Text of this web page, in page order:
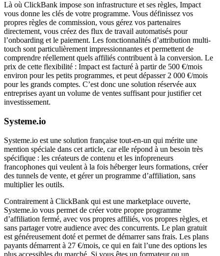
Là où ClickBank impose son infrastructure et ses règles, Impact
vous donne les clés de votre programme. Vous définissez vos
propres règles de commission, vous gérez vos partenaires
directement, vous créez des flux de travail automatisés pour
l’onboarding et le paiement. Les fonctionnalités d’attribution multi-
touch sont particulièrement impressionnantes et permettent de
comprendre réellement quels affiliés contribuent à la conversion. Le
prix de cette flexibilité : Impact est facturé à partir de 500 €/mois
environ pour les petits programmes, et peut dépasser 2 000 €/mois
pour les grands comptes. C’est donc une solution réservée aux
entreprises ayant un volume de ventes suffisant pour justifier cet
investissement.
Systeme.io
Systeme.io est une solution française tout-en-un qui mérite une
mention spéciale dans cet article, car elle répond à un besoin très
spécifique : les créateurs de contenu et les infopreneurs
francophones qui veulent à la fois héberger leurs formations, créer
des tunnels de vente, et gérer un programme d’affiliation, sans
multiplier les outils.
Contrairement à ClickBank qui est une marketplace ouverte,
Systeme.io vous permet de créer votre propre programme
d’affiliation fermé, avec vos propres affiliés, vos propres règles, et
sans partager votre audience avec des concurrents. Le plan gratuit
est généreusement doté et permet de démarrer sans frais. Les plans
payants démarrent à 27 €/mois, ce qui en fait l’une des options les
plus accessibles du marché. Si vous êtes un formateur ou un